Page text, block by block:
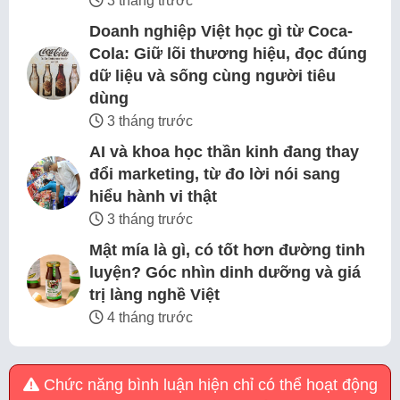
Doanh nghiệp Việt học gì từ Coca-
Cola: Giữ lõi thương hiệu, đọc đúng
dữ liệu và sống cùng người tiêu
dùng
3 tháng trước
AI và khoa học thần kinh đang thay
đổi marketing, từ đo lời nói sang
hiểu hành vi thật
3 tháng trước
Mật mía là gì, có tốt hơn đường tinh
luyện? Góc nhìn dinh dưỡng và giá
trị làng nghề Việt
4 tháng trước
Chức năng bình luận hiện chỉ có thể hoạt động